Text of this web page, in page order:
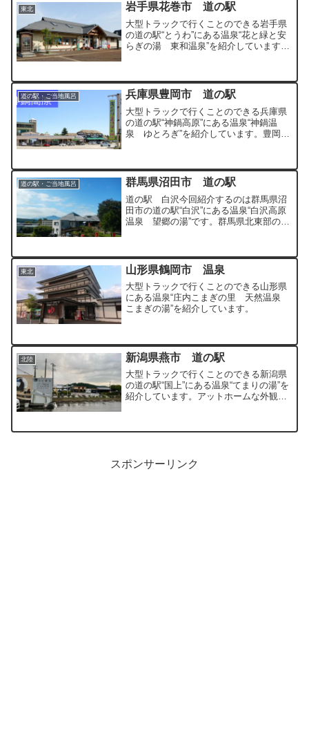
東北 岩手県花巻市 道の駅
大型トラックで行くことのできる岩手県
の道の駅“とうわ”にある温泉“花と緑と安
らぎの湯 東和温泉”を紹介しています。
道の駅・ご当地風呂 兵庫県豊岡市 道の駅
大型トラックで行くことのできる兵庫県
の道の駅“神鍋高原”にある温泉“神鍋温
泉 ゆとろぎ”を紹介しています。豊岡市
道の駅・ご当地風呂 群馬県沼田市 道の駅
道の駅 白沢今回紹介するのは群馬県沼
田市の道の駅“白沢”にある温泉“白沢高原
温泉 望郷の湯”です。群馬県北東部の武
辺)の入浴施設一覧はこちら引用：公式
HP 引用：公式...
東北 山形県鶴岡市 温泉
大型トラックで行くことのできる山形県
にある温泉“庄内こまぎの里 天然温泉
こまぎの湯”を紹介しています。
北陸 新潟県燕市 道の駅
大型トラックで行くことのできる新潟県
の道の駅“国上”にある温泉“てまりの湯”を
紹介しています。アットホームな外観の
スポンサーリンク